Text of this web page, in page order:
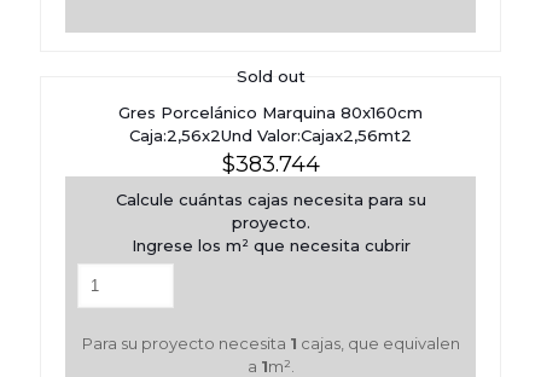
Sold out
Gres Porcelánico Marquina 80x160cm
Caja:2,56x2Und Valor:Cajax2,56mt2
$383.744
Calcule cuántas cajas necesita para su
proyecto.
Ingrese los m² que necesita cubrir
Para su proyecto necesita 1 cajas, que equivalen
a 1m².